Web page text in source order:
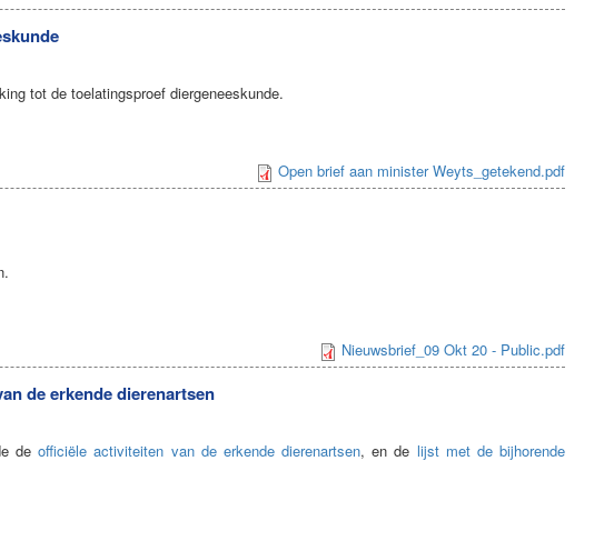
tot de toelatingsproef diergeneeskunde.
Open brief aan minister Weyts_getekend.pdf
Nieuwsbrief_09 Okt 20 - Public.pdf
de erkende dierenartsen
deofficiële activiteiten van de erkende dierenartsen, en de lijst met de bijhorende